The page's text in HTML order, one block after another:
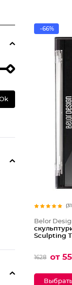
-66%
Belor
Sculpting
1628 от